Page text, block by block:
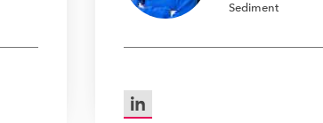
Sediment
LinkedIn van Maria Barciela Rial